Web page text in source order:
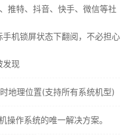
推特、抖音、快手、微信等社
机锁屏状态下翻阅，不必担心
发现
地理位置(支持所有系统机型)
操作系统的唯一解决方案。